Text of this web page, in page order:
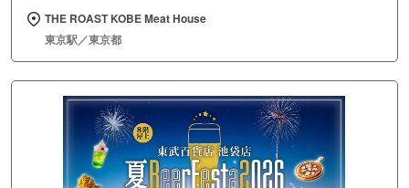
THE ROAST KOBE Meat House
東京駅／東京都